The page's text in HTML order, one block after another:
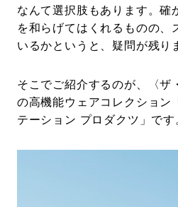
なんて選択肢もあります。確
を和らげてはくれるものの、
いるかというと、疑問が残り
そこでご紹介するのが、〈ザ
の高機能ウェアコレクション
テーション プロダクツ」です